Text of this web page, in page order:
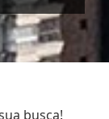
busca!